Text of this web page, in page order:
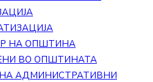
НА ОПШТИНА
ВО ОПШТИНАТА
АДМИНИСТРАТИВНИ